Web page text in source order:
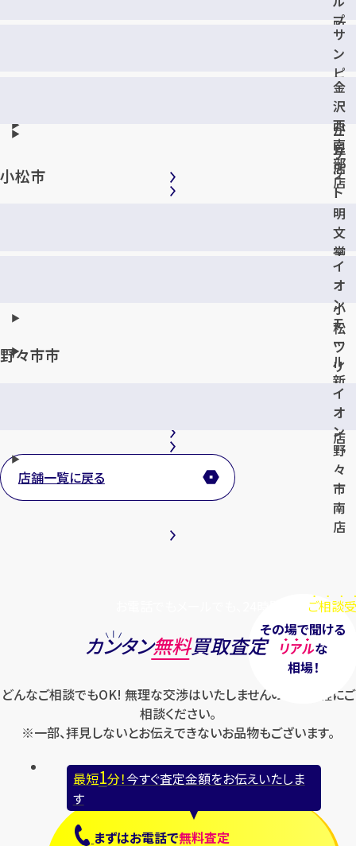
新
町
店
プ
ラ
フ
ー
ズ
マ
ー
ケ
ッ
ト
大
河
端
店
サ
ン
ピ
ア
泉
が
丘
店
金
沢
西
南
部
店
小松市
明
文
堂
書
店
小
松
ツ
リ
ー
ズ
店
イ
オ
ン
モ
ー
ル
新
小
松
店
野々市市
イ
オ
ン
野
々
市
南
店
店舗一覧に戻る
ご相談
その場で聞ける
リアルな
相場！
カンタン無料買取査定
どんなご相談でもOK! 無理な交渉はいたしませんのでお気軽にご
相談ください。
※一部、拝見しないとお伝えできないお品物もございます。
最短1分！今すぐ査定金額をお伝えいたしま
す
まずはお電話で無料査定